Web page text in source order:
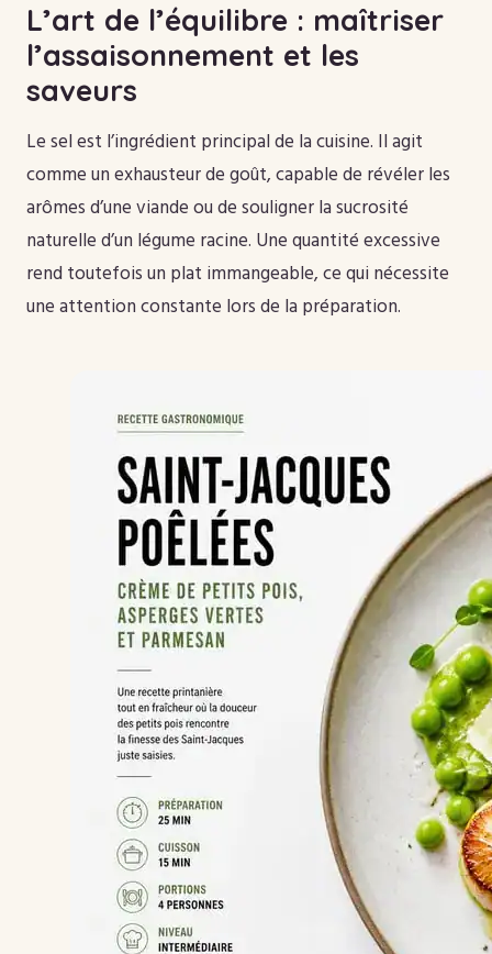
L’art de l’équilibre : maîtriser
l’assaisonnement et les
saveurs
Le sel est l’ingrédient principal de la cuisine. Il agit
comme un exhausteur de goût, capable de révéler les
arômes d’une viande ou de souligner la sucrosité
naturelle d’un légume racine. Une quantité excessive
rend toutefois un plat immangeable, ce qui nécessite
une attention constante lors de la préparation.